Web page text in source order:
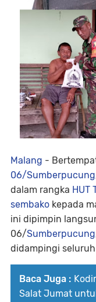
Malang -
06/Sumberpucung
dalam rangka HUT
sembako kepada
ini dipimpin
06/Sumberpucung
didampingi
Baca Juga :
Salat Jumat